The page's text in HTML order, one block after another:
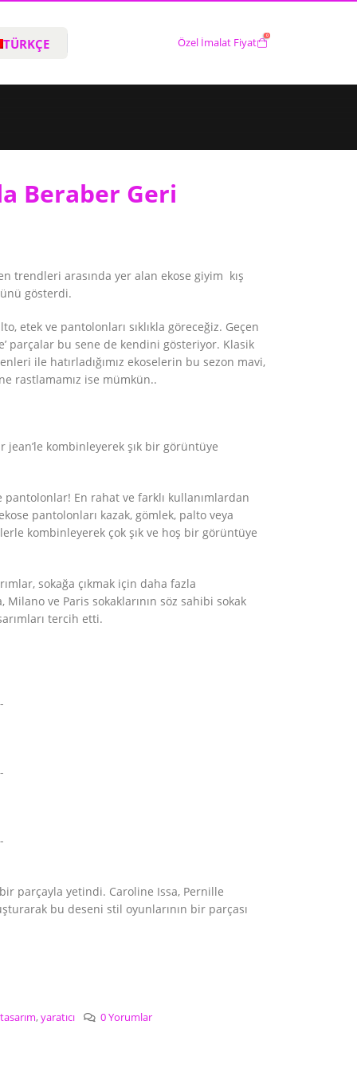
TÜRKÇE Özel İmalat Fiyat
0
Beraber Geri
trendleri arasında yer alan ekose giyim kış
gösterdi.
etek ve pantolonları sıklıkla göreceğiz. Geçen
parçalar bu sene de kendini gösteriyor. Klasik
ile hatırladığımız ekoselerin bu sezon mavi,
rastlamamız ise mümkün..
kombinleyerek şık bir görüntüye
pantolonlar! En rahat ve farklı kullanımlardan
pantolonları kazak, gömlek, palto veya
kombinleyerek çok şık ve hoş bir görüntüye
sokağa çıkmak için daha fazla
ve Paris sokaklarının söz sahibi sokak
tercih etti.
parçayla yetindi. Caroline Issa, Pernille
bu deseni stil oyunlarının bir parçası
tasarım,yaratıcı 0 Yorumlar